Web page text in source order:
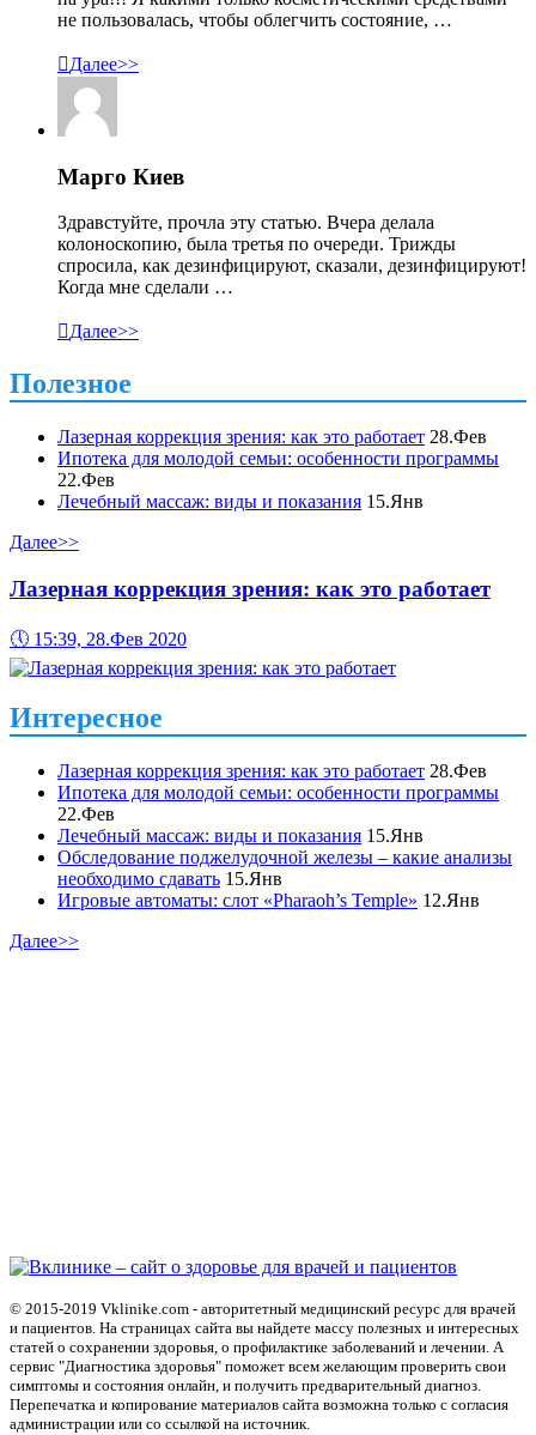
не пользовалась, чтобы облегчить состояние, …
Далее>>
Марго Киев
Здравстуйте, прочла эту статью. Вчера делала
колоноскопию, была третья по очереди. Трижды
спросила, как дезинфицируют, сказали, дезинфицируют!
Когда мне сделали …
Далее>>
Полезное
Лазерная коррекция зрения: как это работает 28.Фев
Ипотека для молодой семьи: особенности программы
22.Фев
Лечебный массаж: виды и показания 15.Янв
Далее>>
Лазерная коррекция зрения: как это работает
🕔 15:39, 28.Фев 2020
Интересное
Лазерная коррекция зрения: как это работает 28.Фев
Ипотека для молодой семьи: особенности программы
22.Фев
Лечебный массаж: виды и показания 15.Янв
Обследование поджелудочной железы – какие анализы
необходимо сдавать 15.Янв
Игровые автоматы: слот «Pharaoh’s Temple» 12.Янв
Далее>>
© 2015-2019 Vklinike.com - авторитетный медицинский ресурс для врачей
и пациентов. На страницах сайта вы найдете массу полезных и интересных
статей о сохранении здоровья, о профилактике заболеваний и лечении. А
сервис "Диагностика здоровья" поможет всем желающим проверить свои
симптомы и состояния онлайн, и получить предварительный диагноз.
Перепечатка и копирование материалов сайта возможна только с согласия
администрации или со ссылкой на источник.